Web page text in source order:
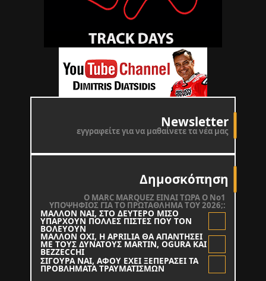
Newsletter
εγγραφείτε για να μαθαίνετε τα νέα μας
Δημοσκόπηση
O MARC MARQUEZ ΕΙΝΑΙ ΤΩΡΑ Ο Νο1
ΥΠΟΨΗΦΙΟΣ ΓΙΑ ΤΟ ΠΡΩΤΑΘΛΗΜΑ ΤΟΥ 2026;:
ΜΑΛΛΟΝ ΝΑΙ, ΣΤΟ ΔΕΥΤΕΡΟ ΜΙΣΟ
ΥΠΑΡΧΟΥΝ ΠΟΛΛΕΣ ΠΙΣΤΕΣ ΠΟΥ ΤΟΝ
ΒΟΛΕΥΟΥΝ
ΜΑΛΛΟΝ ΟΧΙ, Η APRILIA ΘΑ ΑΠΑΝΤΗΣΕΙ
ΜΕ ΤΟΥΣ ΔΥΝΑΤΟΥΣ MARTIN, OGURA KAI
BEZZECCHI
ΣΙΓΟΥΡΑ ΝΑΙ, ΑΦΟΥ ΕΧΕΙ ΞΕΠΕΡΑΣΕΙ ΤΑ
ΠΡΟΒΛΗΜΑΤΑ ΤΡΑΥΜΑΤΙΣΜΩΝ